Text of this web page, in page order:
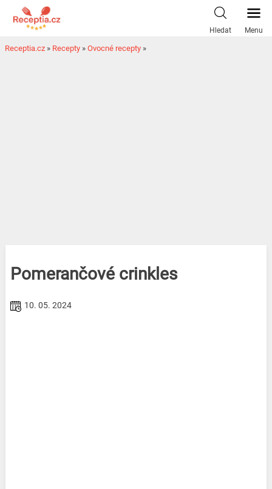
Hledat Menu
Receptia.cz » Recepty » Ovocné recepty »
Pomerančové crinkles
10. 05. 2024